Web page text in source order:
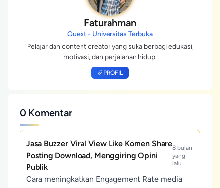
Faturahman
Guest - Universitas Terbuka
Pelajar dan content creator yang suka berbagi edukasi,
motivasi, dan perjalanan hidup.
PROFIL
0 Komentar
Jasa Buzzer Viral View Like Komen Share
Posting Download, Menggiring Opini
Publik
8 bulan
yang
lalu
Cara meningkatkan Engagement Rate media